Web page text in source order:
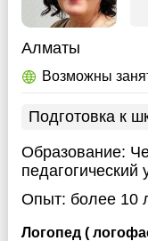
Алматы
Возможны
Подготовка к
Образование:
педагогический
Опыт: более 10
Логопед (